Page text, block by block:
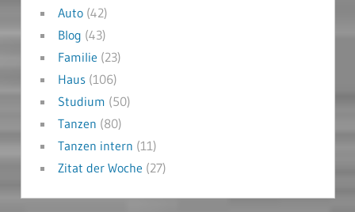
Auto(42)
Blog (43)
Familie (23)
Haus(106)
Studium (50)
Tanzen (80)
Tanzen intern (11)
Zitat der Woche (27)